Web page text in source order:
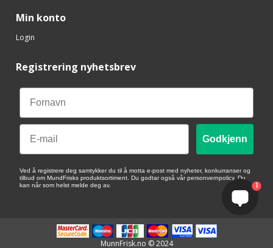
Min konto
Login
Registrering nyhetsbrev
Email
Godkjenn
Ved å registrere deg samtykker du til å motta e-post med nyheter, konkurranser og
tilbud om MundFrisks produktsortiment. Du godtar også vår personvernpolicy. Du
kan når som helst melde deg av.
MunnFrisk.no © 2024
1